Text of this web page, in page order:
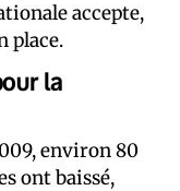
accepte,
place.
la
environ 80
ont baissé,